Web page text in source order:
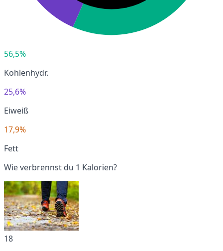
56,5%
Kohlenhydr.
25,6%
Eiweiß
17,9%
Fett
Wie verbrennst du 1 Kalorien?
18